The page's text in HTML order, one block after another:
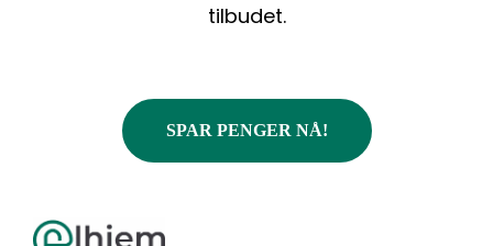
tilbudet.
SPAR PENGER NÅ!